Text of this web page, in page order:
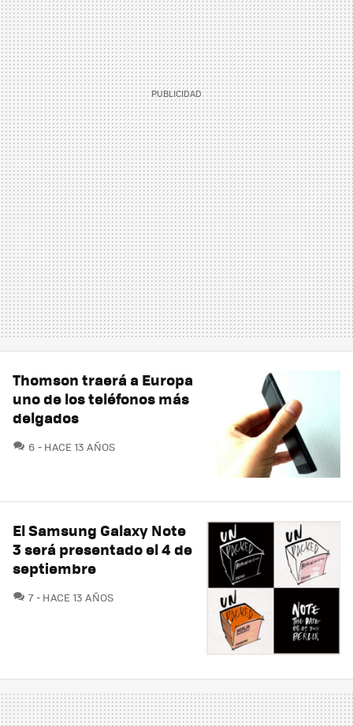
Thomson traerá a Europa
uno de los teléfonos más
delgados
6 COMENTARIOS
HACE 13 AÑOS
El Samsung Galaxy Note
3 será presentado el 4 de
septiembre
7COMENTARIOS
HACE 13 AÑOS